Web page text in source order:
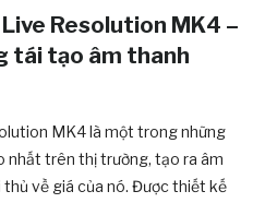
Resolution MK4 –
tái tạo âm thanh
MK4 là một trong những
nhất trên thị trường, tạo ra âm
về giá của nó. Được thiết kế